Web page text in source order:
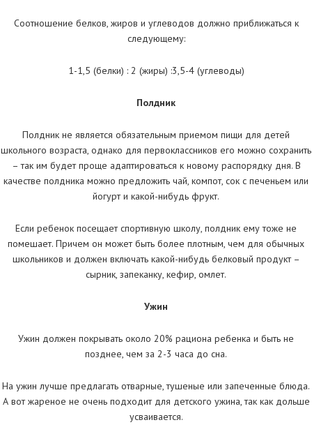
Соотношение белков, жиров и углеводов должно приближаться к
следующему:
1-1,5 (белки) : 2 (жиры) :3,5-4 (углеводы)
Полдник
Полдник не является обязательным приемом пищи для детей
школьного возраста, однако для первоклассников его можно сохранить
– так им будет проще адаптироваться к новому распорядку дня. В
качестве полдника можно предложить чай, компот, сок с печеньем или
йогурт и какой-нибудь фрукт.
Если ребенок посещает спортивную школу, полдник ему тоже не
помешает. Причем он может быть более плотным, чем для обычных
школьников и должен включать какой-нибудь белковый продукт –
сырник, запеканку, кефир, омлет.
Ужин
Ужин должен покрывать около 20% рациона ребенка и быть не
позднее, чем за 2-3 часа до сна.
На ужин лучше предлагать отварные, тушеные или запеченные блюда.
А вот жареное не очень подходит для детского ужина, так как дольше
усваивается.